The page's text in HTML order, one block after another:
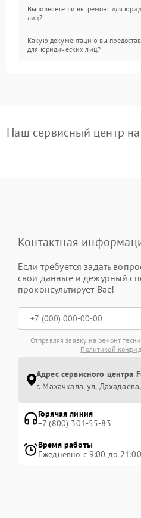
Выполняете ли вы ремонт для
лиц?
Какую документацию вы
для юридических лиц?
Наш сервисный центр
Контактная
Если требуется задать
свои данные и дежурный
проконсультирует Вас!
Отправляя заявку на ремонт
Политикой
Адрес сервисного центра
г. Махачкала, ул.
Горячая линия
+7 (800) 301-55-83
Время работы
Ежедневно с 9:00 до 21:00